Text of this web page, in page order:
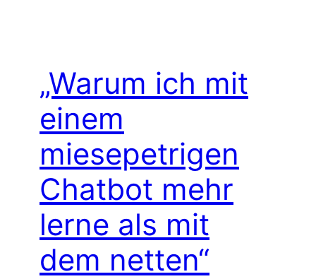
„Warum ich mit
einem
miesepetrigen
Chatbot mehr
lerne als mit
dem netten“